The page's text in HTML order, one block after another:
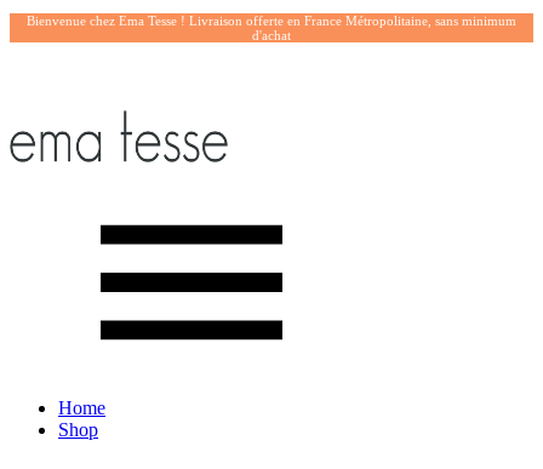
Bienvenue chez Ema Tesse ! Livraison offerte en France Métropolitaine, sans minimum
d'achat
Home
Shop